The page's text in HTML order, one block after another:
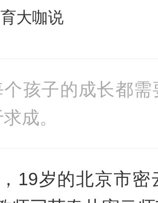
大咖说
个孩子的成长都需
成。
19岁的北京市密